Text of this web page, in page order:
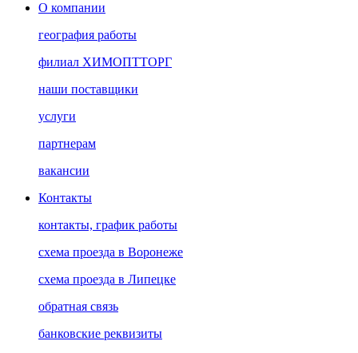
О компании
география работы
филиал ХИМОПТТОРГ
наши поставщики
услуги
партнерам
вакансии
Контакты
контакты, график работы
схема проезда в Воронеже
схема проезда в Липецке
обратная связь
банковские реквизиты